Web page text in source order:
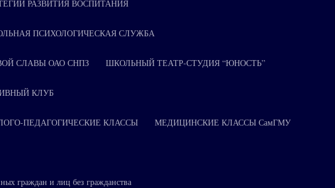
РАЗВИТИЯ ВОСПИТАНИЯ
ПСИХОЛОГИЧЕСКАЯ СЛУЖБА
СЛАВЫ ОАО СНПЗ ШКОЛЬНЫЙ ТЕАТР-СТУДИЯ “ЮНОСТЬ”
КЛУБ
ПЕДАГОГИЧЕСКИЕ КЛАССЫ МЕДИЦИНСКИЕ КЛАССЫ СамГМУ
граждан и лиц без гражданства